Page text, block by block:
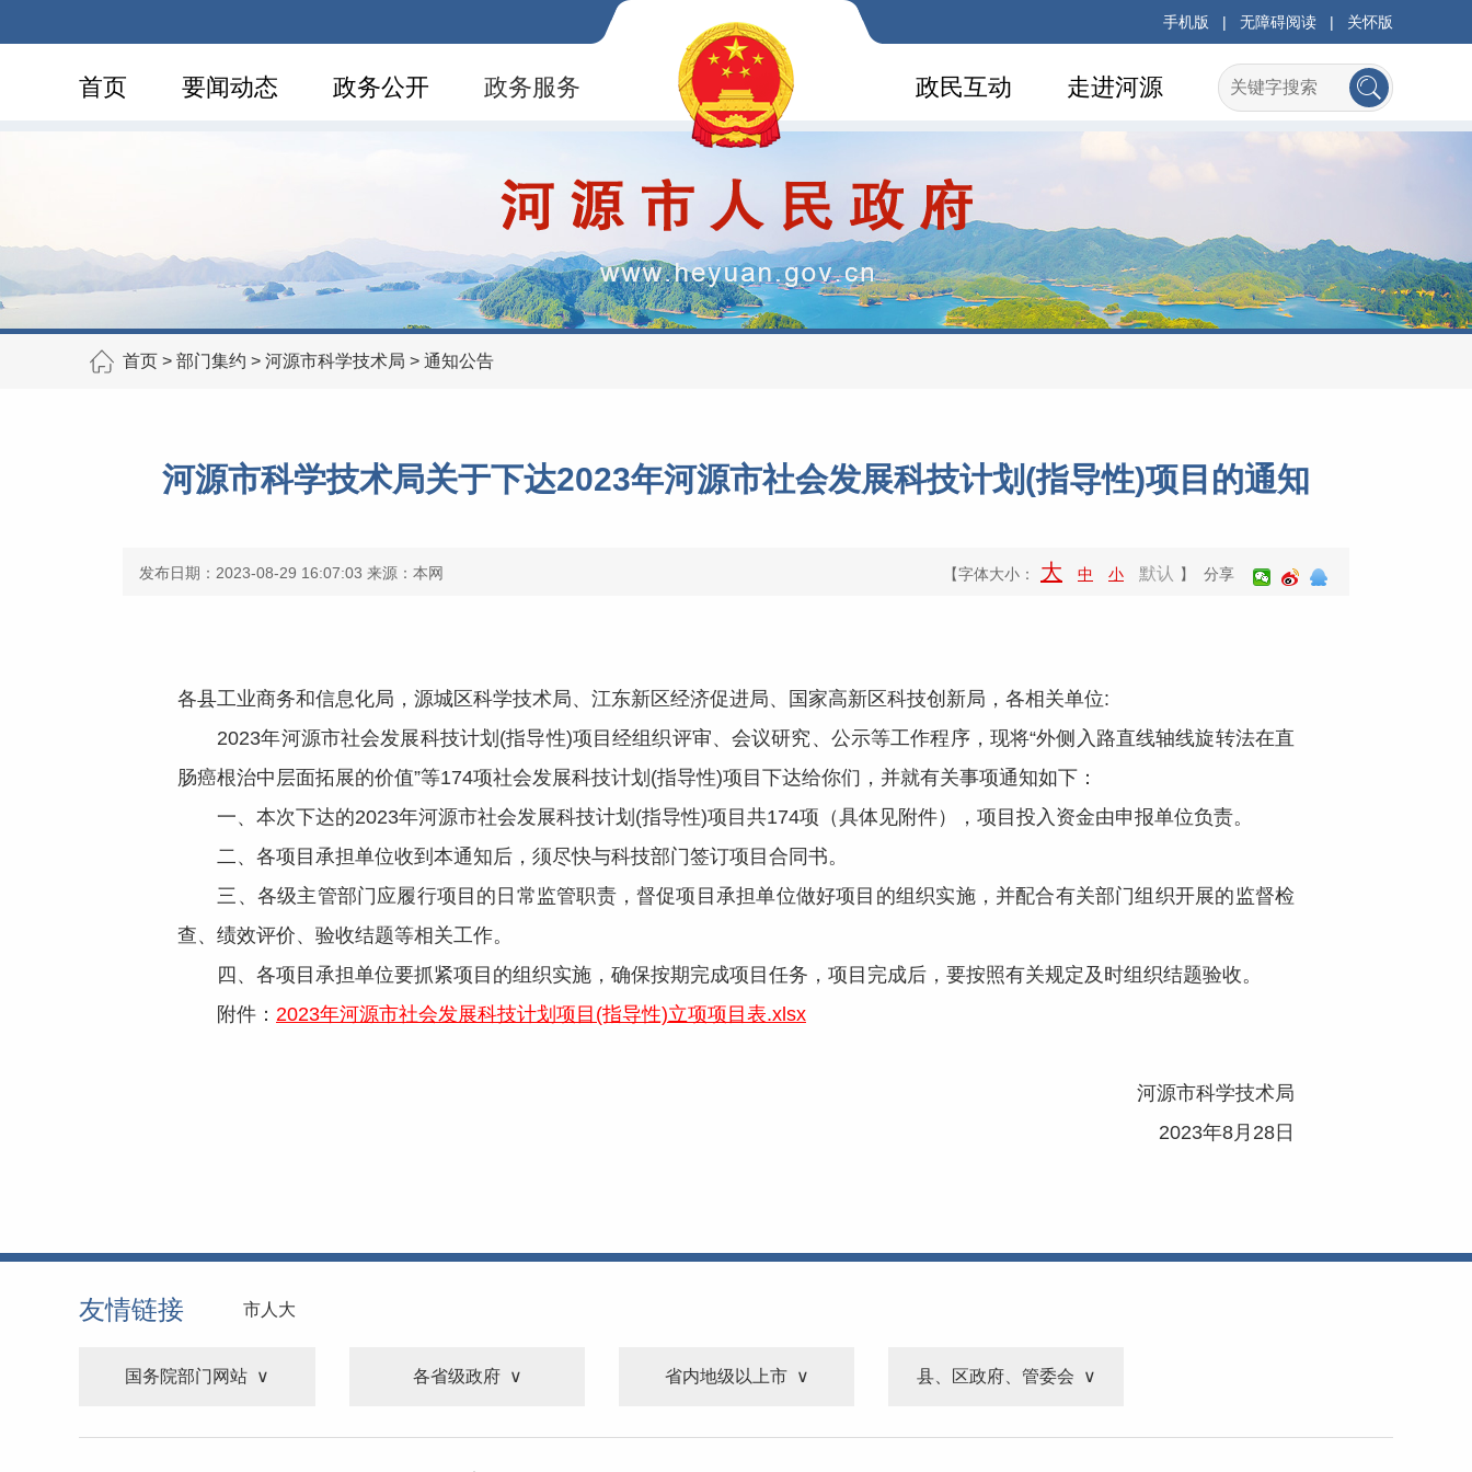
手机版 | 无障碍阅读 | 关怀版
首页 要闻动态 政务公开 政务服务 走进河源
政民互动
首页 > 部门集约 > 河源市科学技术局 > 通知公告
河源市科学技术局关于下达2023年河源市社会发展科技计划(指导性)项目的通知
发布日期：2023-08-29 16:07:03 来源：本网 【字体大小： 大 中 小 默认 】 分享
各县工业商务和信息化局，源城区科学技术局、江东新区经济促进局、国家高新区科技创新局，各相关单位:
2023年河源市社会发展科技计划(指导性)项目经组织评审、会议研究、公示等工作程序，现将“外侧入路直线轴线旋转法在直
肠癌根治中层面拓展的价值”等174项社会发展科技计划(指导性)项目下达给你们，并就有关事项通知如下：
一、本次下达的2023年河源市社会发展科技计划(指导性)项目共174项（具体见附件），项目投入资金由申报单位负责。
二、各项目承担单位收到本通知后，须尽快与科技部门签订项目合同书。
三、各级主管部门应履行项目的日常监管职责，督促项目承担单位做好项目的组织实施，并配合有关部门组织开展的监督检
查、绩效评价、验收结题等相关工作。
四、各项目承担单位要抓紧项目的组织实施，确保按期完成项目任务，项目完成后，要按照有关规定及时组织结题验收。
附件： 2023年河源市社会发展科技计划项目(指导性)立项项目表.xlsx
河源市科学技术局
2023年8月28日
友情链接 市人大
国务院部门网站 各省级政府 省内地级以上市 县、区政府、管委会